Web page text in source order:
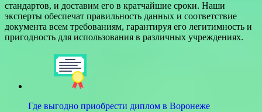
стандартов, и доставим его в кратчайшие сроки. Наши
эксперты обеспечат правильность данных и соответствие
документа всем требованиям, гарантируя его легитимность и
пригодность для использования в различных учреждениях.
Где выгодно приобрести диплом в Воронеже